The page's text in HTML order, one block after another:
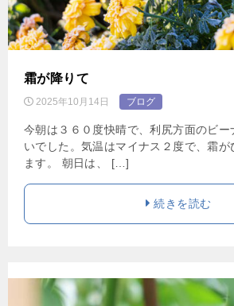
霜が降りて
2025年10月14日 ブログ
今朝は３６０度快晴で、利尻方面のビー
いでした。気温はマイナス２度で、霜が
ます。 朝日は、 […]
続きを読む